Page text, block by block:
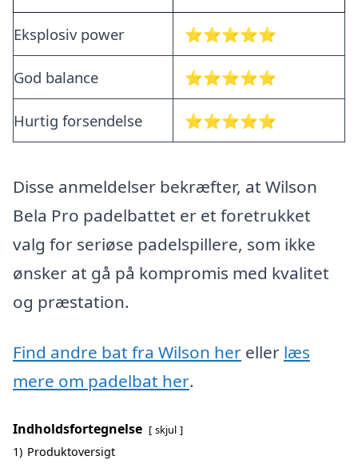
Eksplosiv power ⭐⭐⭐⭐⭐
God balance ⭐⭐⭐⭐⭐
Hurtig forsendelse ⭐⭐⭐⭐⭐
Disse anmeldelser bekræfter, at Wilson
Bela Pro padelbattet er et foretrukket
valg for seriøse padelspillere, som ikke
ønsker at gå på kompromis med kvalitet
og præstation.
Find andre bat fra Wilson her eller læs
mere om padelbat her.
Indholdsfortegnelse skjul
1) Produktoversigt